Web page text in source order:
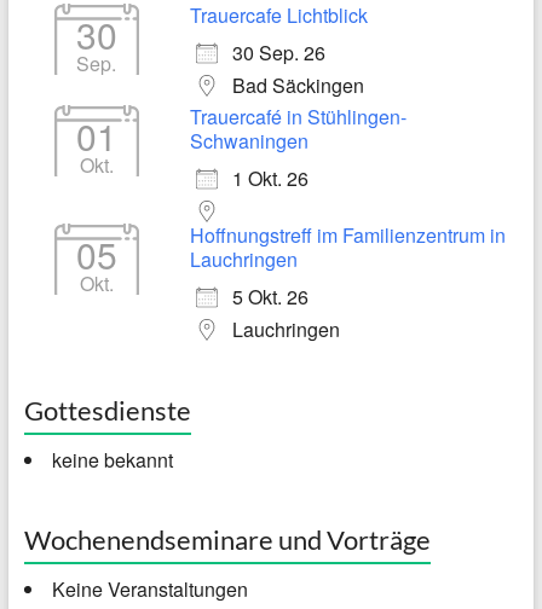
30
Sep.
Trauercafe Lichtblick
30 Sep. 26
Bad Säckingen
01
Okt.
Trauercafé in Stühlingen-
Schwaningen
1 Okt. 26
05
Okt.
Hoffnungstreff im Familienzentrum in
Lauchringen
5 Okt. 26
Lauchringen
Gottesdienste
keine bekannt
Wochenendseminare und Vorträge
Keine Veranstaltungen